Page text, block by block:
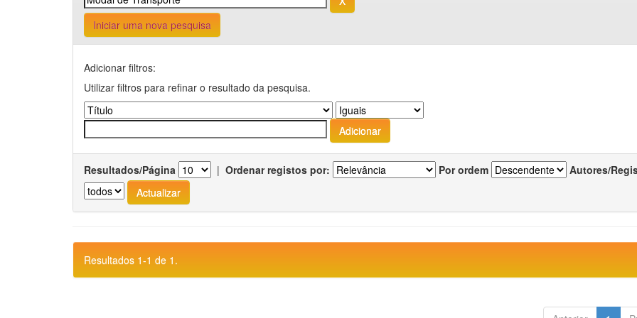
Iniciar uma nova pesquisa
Adicionar filtros:
Utilizar filtros para refinar o resultado da pesquisa.
Resultados/Página | Ordenar registos por: Por ordem Autores/
Resultados 1-1 de 1.